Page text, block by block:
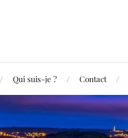
Qui suis-je ? Contact